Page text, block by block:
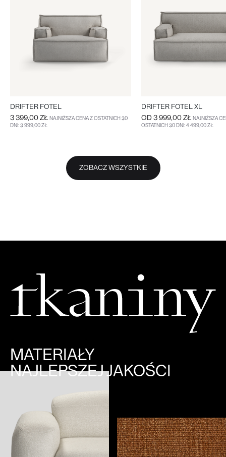
DRIFTER FOTEL
3 399,00 ZŁ NAJNIŻSZA CENA Z OSTATNICH 30
DNI: 3 999,00 ZŁ
DRIFTER FOTEL XL
OD 3 999,00 ZŁ NAJNIŻSZA
OSTATNICH 30 DNI: 4 499,00 ZŁ
ZOBACZ WSZYSTKIE
MATERIAŁY
NAJLEPSZEJ JAKOŚCI